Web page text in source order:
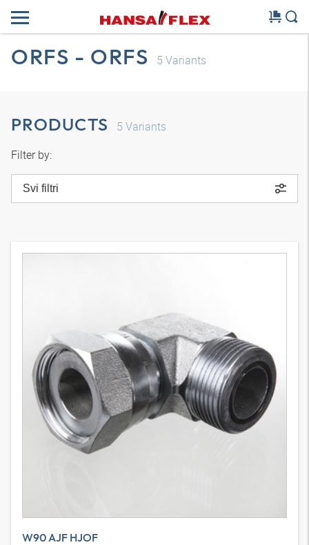
ORFS - ORFS 5 Variants
PRODUCTS 5 Variants
Filter by:
Svi filtri
W90 AJF HJOF